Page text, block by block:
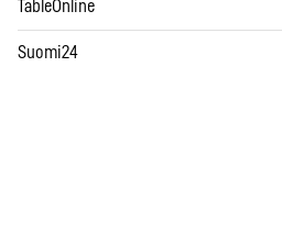
TableOnline
Suomi24